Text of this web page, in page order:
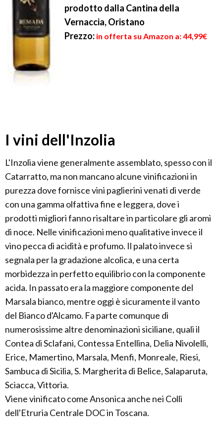
prodotto dalla Cantina della
Vernaccia, Oristano
Prezzo: in offerta su Amazon a: 44,99€
I vini dell'Inzolia
L'Inzolia viene generalmente assemblato, spesso con il
Catarratto, ma non mancano alcune vinificazioni in
purezza dove fornisce vini paglierini venati di verde
con una gamma olfattiva fine e leggera, dove i
prodotti migliori fanno risaltare in particolare gli aromi
di noce. Nelle vinificazioni meno qualitative invece il
vino pecca di acidità e profumo. Il palato invece si
segnala per la gradazione alcolica, e una certa
morbidezza in perfetto equilibrio con la componente
acida. In passato era la maggiore componente del
Marsala bianco, mentre oggi è sicuramente il vanto
del Bianco d'Alcamo. Fa parte comunque di
numerosissime altre denominazioni siciliane, quali il
Contea di Sclafani, Contessa Entellina, Delia Nivolelli,
Erice, Mamertino, Marsala, Menfi, Monreale, Riesi,
Sambuca di Sicilia, S. Margherita di Belice, Salaparuta,
Sciacca, Vittoria.
Viene vinificato come Ansonica anche nei Colli
dell'Etruria Centrale DOC in Toscana.